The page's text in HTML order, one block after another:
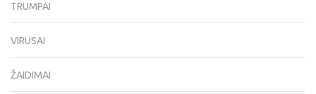
TRUMPAI
VIRUSAI
ŽAIDIMAI